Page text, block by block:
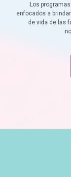
Los
enfocados a
de vida de las